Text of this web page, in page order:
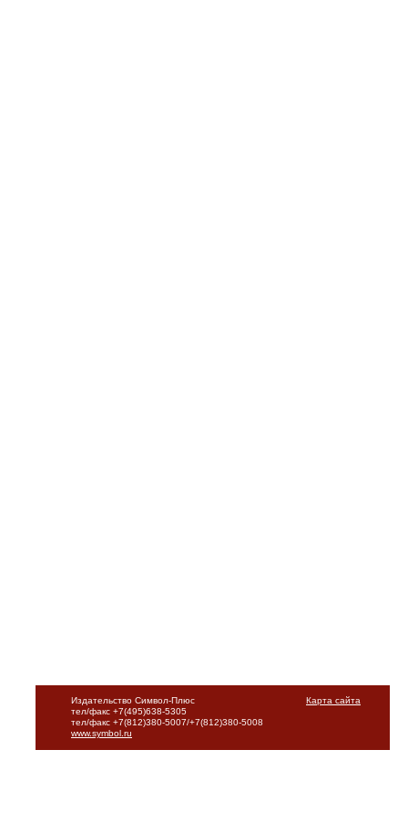
Карта сайта
Издательство Символ-Плюс
тел/факс +7(495)638-5305
тел/факс +7(812)380-5007/+7(812)380-5008
www.symbol.ru